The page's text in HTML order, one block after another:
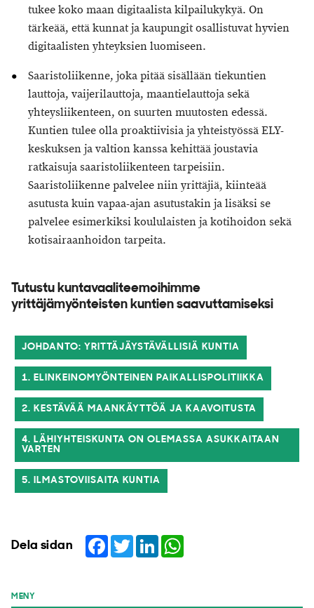
tukee koko maan digitaalista kilpailukykyä. On
tärkeää, että kunnat ja kaupungit osallistuvat hyvien
digitaalisten yhteyksien luomiseen.
Saaristoliikenne, joka pitää sisällään tiekuntien
lauttoja, vaijerilauttoja, maantielauttoja sekä
yhteysliikenteen, on suurten muutosten edessä.
Kuntien tulee olla proaktiivisia ja yhteistyössä ELY-
keskuksen ja valtion kanssa kehittää joustavia
ratkaisuja saaristoliikenteen tarpeisiin.
Saaristoliikenne palvelee niin yrittäjiä, kiinteää
asutusta kuin vapaa-ajan asutustakin ja lisäksi se
palvelee esimerkiksi koululaisten ja kotihoidon sekä
kotisairaanhoidon tarpeita.
Tutustu kuntavaaliteemoihimme
yrittäjämyönteisten kuntien saavuttamiseksi
JOHDANTO: YRITTÄJÄYSTÄVÄLLISIÄ KUNTIA
1. ELINKEINOMYÖNTEINEN PAIKALLISPOLITIIKKA
2. KESTÄVÄÄ MAANKÄYTTÖÄ JA KAAVOITUSTA
4. LÄHIYHTEISKUNTA ON OLEMASSA ASUKKAITAAN
VARTEN
5. ILMASTOVIISAITA KUNTIA
Dela sidan Facebook
TwitterLinkedIn
MENY